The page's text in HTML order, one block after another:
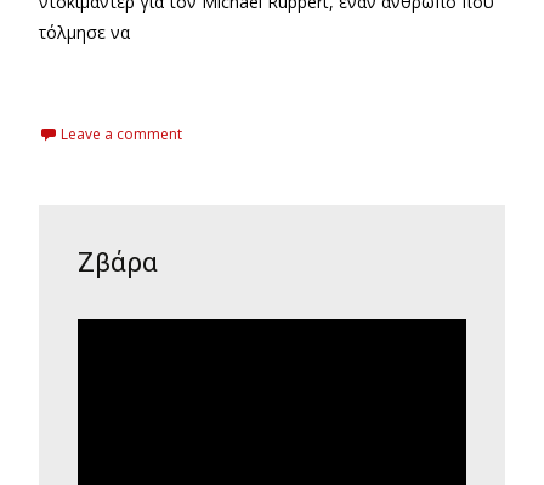
τόλμησε να
Leave a comment
Ζβάρα